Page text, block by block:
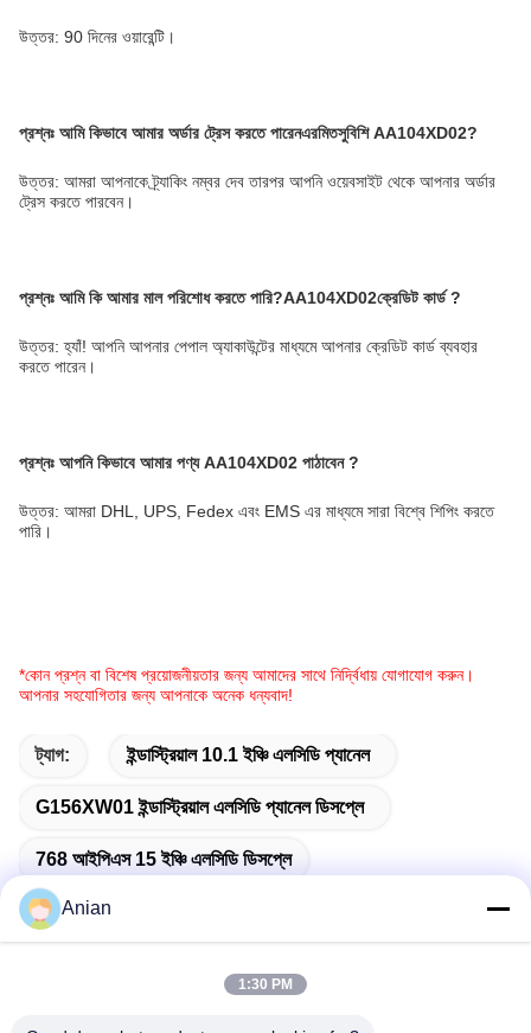
উত্তর: 90 দিনের ওয়ারেন্টি।
প্রশ্নঃ আমি কিভাবে আমার অর্ডার ট্রেস করতে পারেনএরমিতসুবিশি AA104XD02?
উত্তর: আমরা আপনাকে ট্র্যাকিং নম্বর দেব তারপর আপনি ওয়েবসাইট থেকে আপনার অর্ডার
ট্রেস করতে পারবেন।
প্রশ্নঃ আমি কি আমার মাল পরিশোধ করতে পারি?AA104XD02ক্রেডিট কার্ড ?
উত্তর: হ্যাঁ! আপনি আপনার পেপাল অ্যাকাউন্টের মাধ্যমে আপনার ক্রেডিট কার্ড ব্যবহার
করতে পারেন।
প্রশ্নঃ আপনি কিভাবে আমার পণ্য AA104XD02 পাঠাবেন ?
উত্তর: আমরা DHL, UPS, Fedex এবং EMS এর মাধ্যমে সারা বিশ্বে শিপিং করতে
পারি।
*কোন প্রশ্ন বা বিশেষ প্রয়োজনীয়তার জন্য আমাদের সাথে নির্দ্বিধায় যোগাযোগ করুন।
আপনার সহযোগিতার জন্য আপনাকে অনেক ধন্যবাদ!
ট্যাগ: ইন্ডাস্ট্রিয়াল 10.1 ইঞ্চি এলসিডি প্যানেল
G156XW01 ইন্ডাস্ট্রিয়াল এলসিডি প্যানেল ডিসপ্লে
768 আইপিএস 15 ইঞ্চি এলসিডি ডিসপ্লে
Anian
1:30 PM